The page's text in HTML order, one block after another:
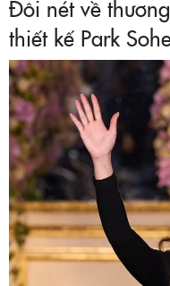
Đôi nét về
thiết kế Park